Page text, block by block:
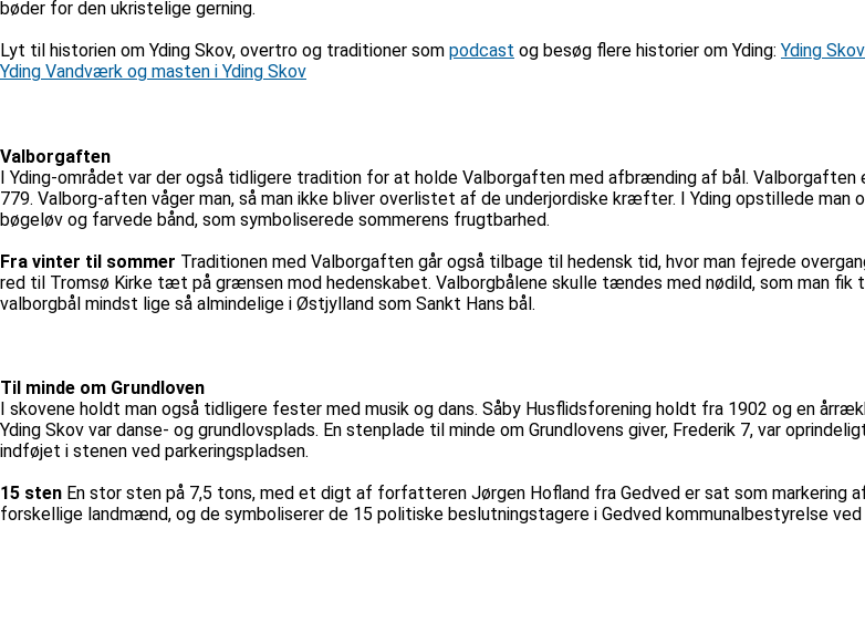
bøder for den ukristelige gerning.
Lyt til historien om Yding Skov, overtro og traditioner som podcast og besøg flere historier om Yding: Yding
Yding Vandværk og masten i Yding Skov
Valborgaften
I Yding-området var der også tidligere tradition for at holde Valborgaften med afbrænding af bål.
779. Valborg-aften våger man, så man ikke bliver overlistet af de underjordiske kræfter. I Yding opstillede
bøgeløv og farvede bånd, som symboliserede sommerens frugtbarhed.
Fra vinter til sommer Traditionen med Valborgaften går også tilbage til hedensk tid, hvor man fejrede
red til Tromsø Kirke tæt på grænsen mod hedenskabet. Valborgbålene skulle tændes med nødild, som man
valborgbål mindst lige så almindelige i Østjylland som Sankt Hans bål.
Til minde om Grundloven
I skovene holdt man også tidligere fester med musik og dans. Såby Husflidsforening holdt fra 1902 og en
Yding Skov var danse- og grundlovsplads. En stenplade til minde om Grundlovens giver, Frederik 7, var
indføjet i stenen ved parkeringspladsen.
15 sten En stor sten på 7,5 tons, med et digt af forfatteren Jørgen Hofland fra Gedved er sat som
forskellige landmænd, og de symboliserer de 15 politiske beslutningstagere i Gedved kommunalbestyrelse